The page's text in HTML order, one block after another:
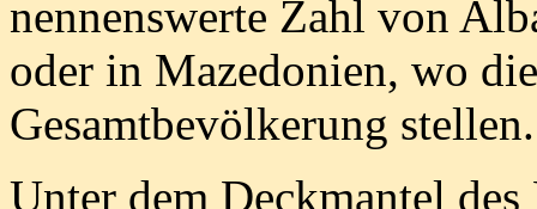
nennenswerte Zahl von
oder in Mazedonien, wo
Gesamtbevölkerung stellen.
Unter dem Deckmantel